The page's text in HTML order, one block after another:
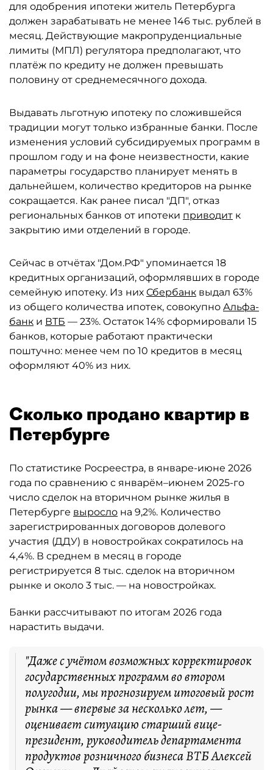
для одобрения ипотеки житель Петербурга
должен зарабатывать не менее 146 тыс. рублей в
месяц. Действующие макропруденциальные
лимиты (МПЛ) регулятора предполагают, что
платёж по кредиту не должен превышать
половину от среднемесячного дохода.
Выдавать льготную ипотеку по сложившейся
традиции могут только избранные банки. После
изменения условий субсидируемых программ в
прошлом году и на фоне неизвестности, какие
параметры государство планирует менять в
дальнейшем, количество кредиторов на рынке
сокращается. Как ранее писал "ДП", отказ
региональных банков от ипотеки приводит к
закрытию ими отделений в городе.
Сейчас в отчётах "Дом.РФ" упоминается 18
кредитных организаций, оформлявших в городе
семейную ипотеку. Из них Сбербанк выдал 63%
из общего количества ипотек, совокупно Альфа-
банк и ВТБ — 23%. Остаток 14% сформировали 15
банков, которые работают практически
поштучно: менее чем по 10 кредитов в месяц
оформляют 40% из них.
Сколько продано квартир в
Петербурге
По статистике Росреестра, в январе-июне 2026
года по сравнению с январём–июнем 2025-го
число сделок на вторичном рынке жилья в
Петербурге выросло на 9,2%. Количество
зарегистрированных договоров долевого
участия (ДДУ) в новостройках сократилось на
4,4%. В среднем в месяц в городе
регистрируется 8 тыс. сделок на вторичном
рынке и около 3 тыс. — на новостройках.
Банки рассчитывают по итогам 2026 года
нарастить выдачи.
"Даже с учётом возможных корректировок
государственных программ во втором
полугодии, мы прогнозируем итоговый рост
рынка — впервые за несколько лет, —
оценивает ситуацию старший вице-
президент, руководитель департамента
продуктов розничного бизнеса ВТБ Алексей